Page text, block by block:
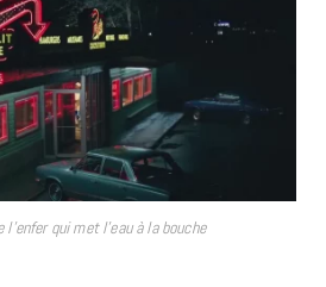
l’enfer qui met l’eau à la bouche